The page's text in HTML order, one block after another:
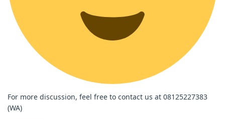
For more discussion, feel free to contact us at 08125227383
(WA)